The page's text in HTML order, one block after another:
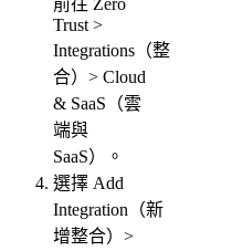
前往 Zero
Trust >
Integrations（整
合）> Cloud
& SaaS（雲
端與
SaaS）。
選擇 Add
Integration（新
增整合）>